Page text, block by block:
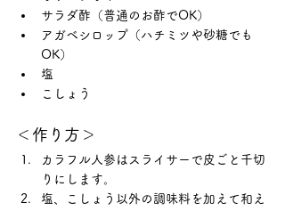
サラダ酢（普通のお酢でOK）
アガベシロップ（ハチミツや砂糖でも
OK）
塩
こしょう
＜作り方＞
カラフル人参はスライサーで皮ごと千切
りにします。
塩、こしょう以外の調味料を加えて和え